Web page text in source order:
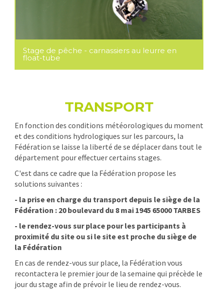
Stage de pêche - carnassiers au leurre en
float-tube
TRANSPORT
En fonction des conditions météorologiques du moment
et des conditions hydrologiques sur les parcours, la
Fédération se laisse la liberté de se déplacer dans tout le
département pour effectuer certains stages.
C'est dans ce cadre que la Fédération propose les
solutions suivantes :
- la prise en charge du transport depuis le siège de la
Fédération : 20 boulevard du 8 mai 1945 65000 TARBES
- le rendez-vous sur place pour les participants à
proximité du site ou si le site est proche du siège de
la Fédération
En cas de rendez-vous sur place, la Fédération vous
recontactera le premier jour de la semaine qui précède le
jour du stage afin de prévoir le lieu de rendez-vous.